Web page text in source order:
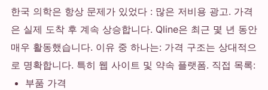
한국 의학은 항상 문제가 있었다 : 많은 저비용 광고. 가격
은 실제 도착 후 계속 상승합니다. Qline은 최근 몇 년 동안
매우 활동했습니다. 이유 중 하나는: 가격 구조는 상대적으
로 명확합니다. 특히 웹 사이트 및 약속 플랫폼. 직접 목록:
부품 가격